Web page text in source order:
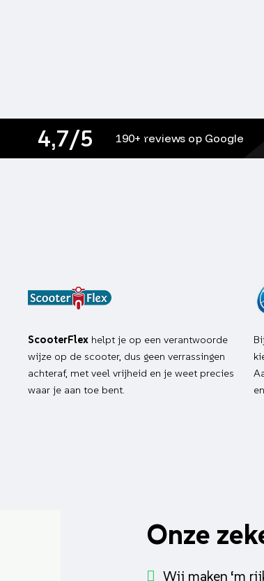
4,7/5 190+ reviews op Google
ScooterFlex helpt je op een verantwoorde
wijze op de scooter, dus geen verrassingen
achteraf, met veel vrijheid en je weet precies
waar je aan toe bent.
Onze
Wij maken ‘m